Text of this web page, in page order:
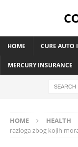
HOME CURE AUTO
MERCURY INSURANCE
HOME HEALTH
razloga zbog kojih